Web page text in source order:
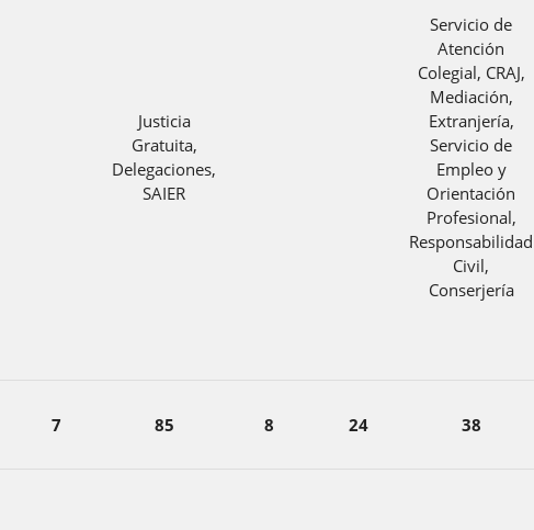
Justicia
Gratuita,
Delegaciones,
SAIER
Servicio de
Atención
Colegial, CRAJ,
Mediación,
Extranjería,
Servicio de
Empleo y
Orientación
Profesional,
Responsabilidad
Civil,
Conserjería
7 85 8 24 38